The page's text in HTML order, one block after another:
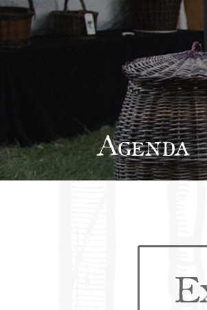
Agenda